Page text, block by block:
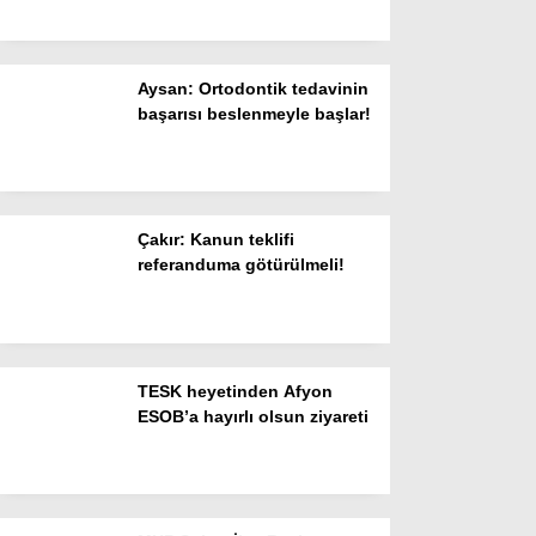
Namaz Vakitleri
Nöbetçi Eczaneler
SPOR
Magazin
Hava Durumu
Aysan: Ortodontik tedavinin
başarısı beslenmeyle başlar!
Çakır: Kanun teklifi
referanduma götürülmeli!
TESK heyetinden Afyon
ESOB’a hayırlı olsun ziyareti